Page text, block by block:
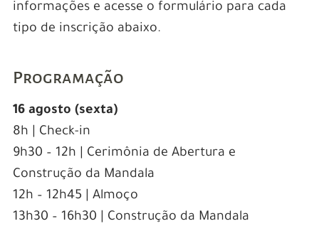
informações e acesse o formulário para cada
tipo de inscrição abaixo.
Programação
16 agosto (sexta)
8h | Check-in
9h30 – 12h | Cerimônia de Abertura e
Construção da Mandala
12h – 12h45 | Almoço
13h30 – 16h30 | Construção da Mandala